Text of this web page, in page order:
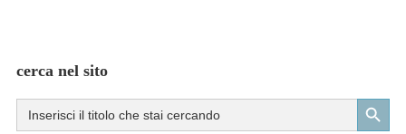
cerca nel sito
Search
for:
Search Button